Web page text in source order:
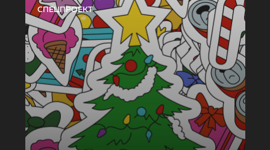
СПЕЦПРОЕКТ